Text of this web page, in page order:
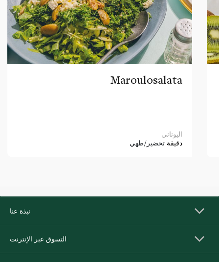
Maroulosalata
اليوناني
دقيقة تحضير/طهي
نبذة عنا
التسوق عبر الإنترنت